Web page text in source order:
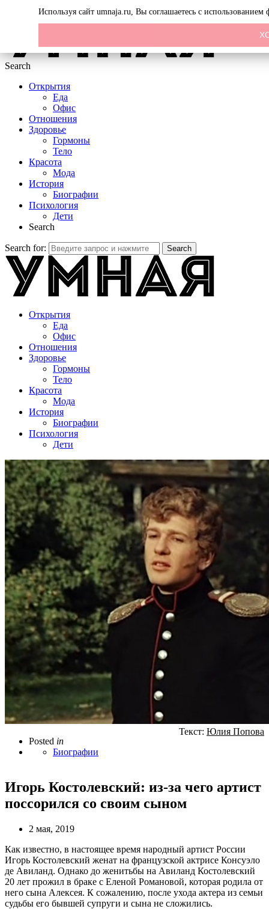
Search
Открытия
Еда
Офис
Отношения
Здоровье
Гормоны
Тело
Красота
Мода
История
Биографии
Психология
Дети
Search
Search for: Search
Открытия
Еда
Офис
Отношения
Здоровье
Гормоны
Тело
Красота
Мода
История
Биографии
Психология
Дети
Posted in
Биографии
Текст: Юлия Попова
Игорь Костолевский: из-за чего артист
поссорился со своим сыном
2 мая, 2019
Как известно, в настоящее время народный артист России
Игорь Костолевский женат на французской актрисе Консуэло
де Авиланд. Однако до женитьбы на Авиланд Костолевский
20 лет прожил в браке с Еленой Романовой, которая родила от
него сына Алексея. К сожалению, после ухода актера из семьи
судьбы его бывшей супруги и сына не сложились.
Используя сайт umnaja.ru, Вы соглашаетесь с использованием